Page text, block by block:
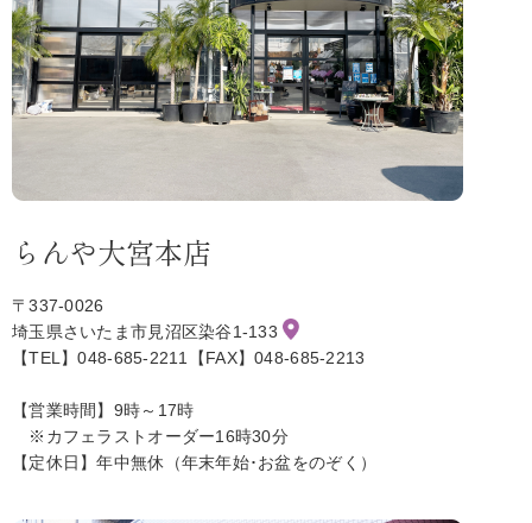
らんや大宮本店
〒337-0026
埼玉県さいたま市見沼区染谷1-133
【TEL】048-685-2211【FAX】048-685-2213
【営業時間】9時～17時
※カフェラストオーダー16時30分
【定休日】年中無休（年末年始･お盆をのぞく）